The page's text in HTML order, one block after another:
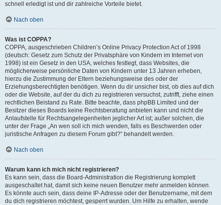
schnell erledigt ist und dir zahlreiche Vorteile bietet.
Nach oben
Was ist COPPA?
COPPA, ausgeschrieben Children’s Online Privacy Protection Act of 1998
(deutsch: Gesetz zum Schutz der Privatsphäre von Kindern im Internet von
1998) ist ein Gesetz in den USA, welches festlegt, dass Websites, die
möglicherweise persönliche Daten von Kindern unter 13 Jahren erheben,
hierzu die Zustimmung der Eltern beziehungsweise des oder der
Erziehungsberechtigten benötigen. Wenn du dir unsicher bist, ob dies auf dich
oder die Website, auf der du dich zu registrieren versuchst, zutrifft, ziehe einen
rechtlichen Beistand zu Rate. Bitte beachte, dass phpBB Limited und der
Besitzer dieses Boards keine Rechtsberatung anbieten kann und nicht die
Anlaufstelle für Rechtsangelegenheiten jeglicher Art ist; außer solchen, die
unter der Frage „An wen soll ich mich wenden, falls es Beschwerden oder
juristische Anfragen zu diesem Forum gibt?“ behandelt werden.
Nach oben
Warum kann ich mich nicht registrieren?
Es kann sein, dass die Board-Administration die Registrierung komplett
ausgeschaltet hat, damit sich keine neuen Benutzer mehr anmelden können.
Es könnte auch sein, dass deine IP-Adresse oder der Benutzername, mit dem
du dich registrieren möchtest, gesperrt wurden. Um Hilfe zu erhalten, wende